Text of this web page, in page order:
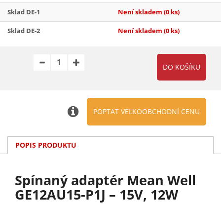
Sklad DE-1 Není skladem (0 ks)
Sklad DE-2 Není skladem (0 ks)
POPTAT VELKOOBCHODNÍ CENU
POPIS PRODUKTU
Spínaný adaptér Mean Well
GE12AU15-P1J – 15V, 12W